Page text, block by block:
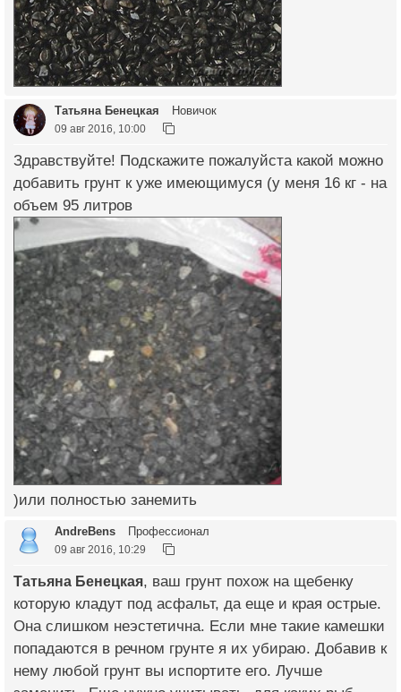
Татьяна Бенецкая Новичок
09 авг 2016, 10:00
Здравствуйте! Подскажите пожалуйста какой можно
добавить грунт к уже имеющимуся (у меня 16 кг - на
объем 95 литров
)или полностью занемить
AndreBens Профессионал
09 авг 2016, 10:29
Татьяна Бенецкая, ваш грунт похож на щебенку
которую кладут под асфальт, да еще и края острые.
Она слишком неэстетична. Если мне такие камешки
попадаются в речном грунте я их убираю. Добавив к
нему любой грунт вы испортите его. Лучше